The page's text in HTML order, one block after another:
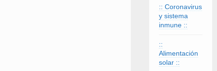
:: Coronavirus
y sistema
inmune ::
::
Alimentación
solar ::